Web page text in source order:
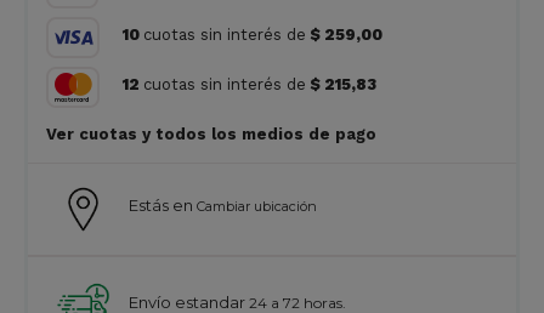
Estás en Cambiar ubicación
Envío estandar 24 a 72 horas.
10 cuotas sin interés de $ 259,00
12 cuotas sin interés de $ 215,83
Ver cuotas y todos los medios de pago